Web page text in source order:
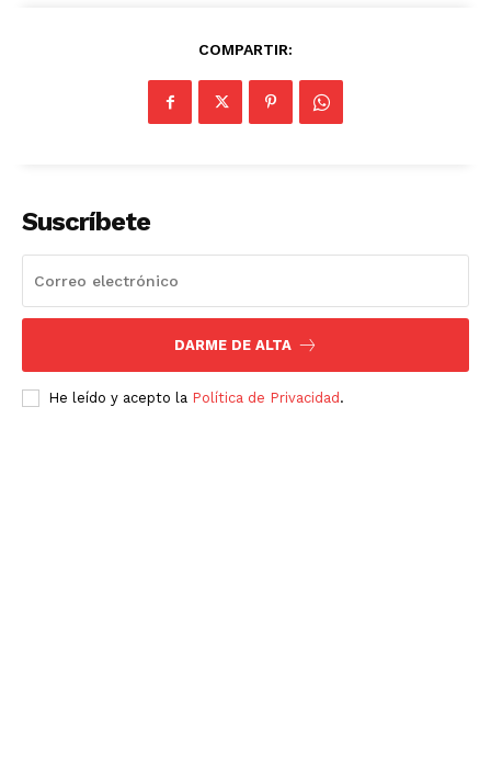
COMPARTIR:
Suscríbete
DARME DE ALTA
He leído y acepto la Política de Privacidad .